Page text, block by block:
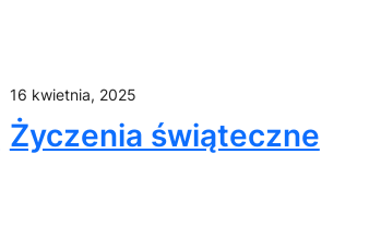
16 kwietnia, 2025
Życzenia świąteczne